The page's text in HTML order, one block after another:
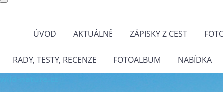
ÚVOD AKTUÁLNĚ ZÁPISKY Z CEST
RADY, TESTY, RECENZE FOTOALBUM NABÍDKA